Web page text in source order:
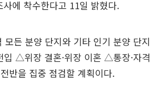
에 착수한다고 11일 밝혔다.
든 분양 단지와 기타 인기 분양 단지
△위장 결혼·위장 이혼 △통장·자격
반을 집중 점검할 계획이다.